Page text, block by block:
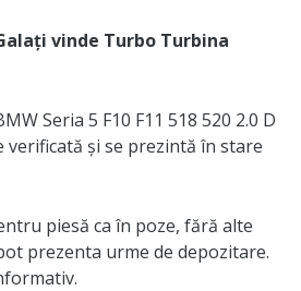
vinde Turbo Turbina
Seria 5 F10 F11 518 520 2.0 D
verificată și se prezintă în stare
piesă ca în poze, fără alte
prezenta urme de depozitare.